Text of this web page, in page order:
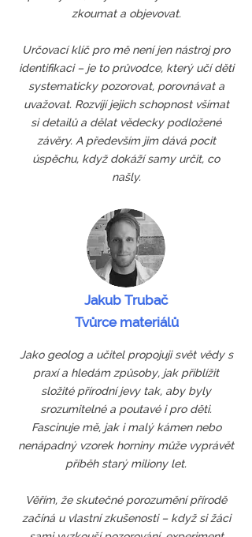
zkoumat a objevovat.
Určovací klíč pro mě není jen nástroj pro
identifikaci – je to průvodce, který učí děti
systematicky pozorovat, porovnávat a
uvažovat. Rozvíjí jejich schopnost všímat
si detailů a dělat vědecky podložené
závěry. A především jim dává pocit
úspěchu, když dokáží samy určit, co
našly.​
Jakub Trubač
Tvůrce materiálů
Jako geolog a učitel propojuji svět vědy s
praxí a hledám způsoby, jak přiblížit
složité přírodní jevy tak, aby byly
srozumitelné a poutavé i pro děti.
Fascinuje mě, jak i malý kámen nebo
nenápadný vzorek horniny může vyprávět
příběh starý miliony let.
Věřím, že skutečné porozumění přírodě
začíná u vlastní zkušenosti – když si žáci